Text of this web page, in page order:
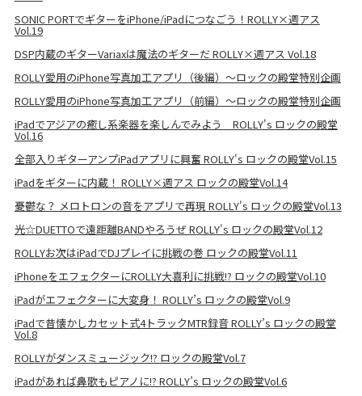
SONIC PORTでギターをiPhone/iPadにつなごう！ROLLY×週アス
Vol.19
DSP内蔵のギターVariaxは魔法のギターだ ROLLY×週アス Vol.18
ROLLY愛用のiPhone写真加工アプリ（後編）～ロックの殿堂特別企画
ROLLY愛用のiPhone写真加工アプリ（前編）～ロックの殿堂特別企画
iPadでアジアの癒し系楽器を楽しんでみよう ROLLY's ロックの殿堂
Vol.16
全部入りギターアンプiPadアプリに興奮 ROLLY's ロックの殿堂Vol.15
iPadをギターに内蔵！ ROLLY×週アス ロックの殿堂Vol.14
憂鬱な？ メロトロンの音をアプリで再現 ROLLY's ロックの殿堂Vol.13
光☆DUETTOで遠距離BANDやろうぜ ROLLY's ロックの殿堂Vol.12
ROLLYお次はiPadでDJプレイに挑戦の巻 ロックの殿堂Vol.11
iPhoneをエフェクターにROLLY大喜利に挑戦!? ロックの殿堂Vol.10
iPadがエフェクターに大変身！ ROLLY’s ロックの殿堂Vol.9
iPadで昔懐かしカセット式4トラックMTR録音 ROLLY’s ロックの殿堂
Vol.8
ROLLYがダンスミュージック!? ロックの殿堂Vol.7
iPadがあれば鼻歌もピアノに!? ROLLY’s ロックの殿堂Vol.6